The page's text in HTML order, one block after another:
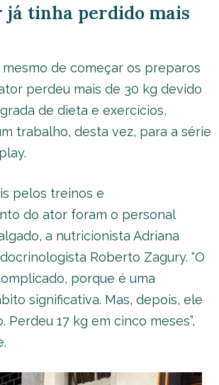
já tinha perdido mais
mesmo de começar os preparos
perdeu mais de 30 kg devido
de dieta e exercícios,
trabalho, desta vez, para a série
pelos treinos e
do ator foram o personal
a nutricionista Adriana
Roberto Zagury. “O
porque é uma
significativa. Mas, depois, ele
Perdeu 17 kg em cinco meses”,